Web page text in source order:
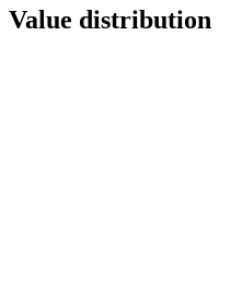
Value distribution